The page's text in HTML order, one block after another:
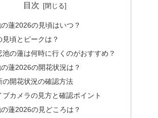
目次
蓮2026の見頃はいつ？
見頃とピークは？
池の蓮は何時に行くのがおすすめ？
蓮2026の開花状況は？
の開花状況の確認方法
ブカメラの見方と確認ポイント
蓮2026の見どころは？